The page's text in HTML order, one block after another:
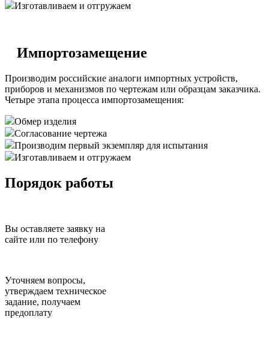
Изготавливаем и отгружаем
Импортозамещение
Производим российские аналоги импортных устройств,
приборов и механизмов по чертежам или образцам заказчика.
Четыре этапа процесса импортозамещения:
Обмер изделия
Согласование чертежа
Производим первый экземпляр для испытания
Изготавливаем и отгружаем
Порядок работы
Вы оставляете заявку на
сайте или по телефону
Уточняем вопросы,
утверждаем техническое
задание, получаем
предоплату